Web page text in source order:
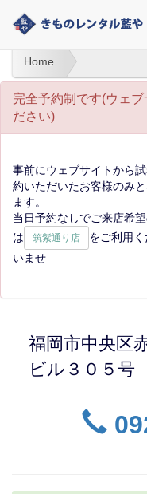
Home
完全予約制です(ウェ
ださい)
事前にウェブサイトから
約いただいたお客様のみと
ます。
当日予約なしでご来店希
は
筑紫通り店
をご利用く
いませ
福岡市中央区
ビル３０５号